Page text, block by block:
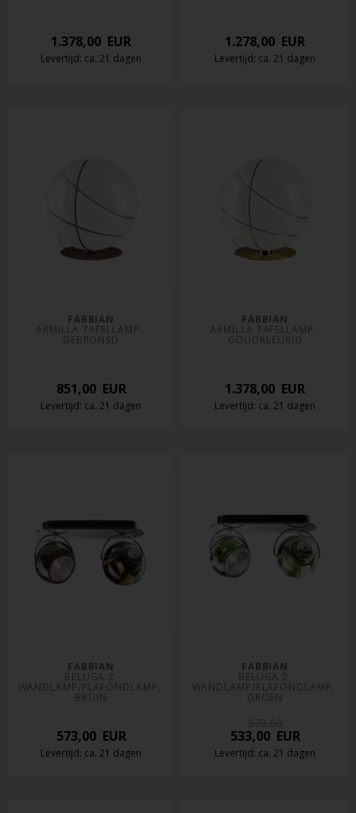
1.378,00 EUR
Levertijd: ca. 21 dagen
1.278,00 EUR
Levertijd: ca. 21 dagen
FABBIAN
ARMILLA TAFELLAMP,
GEBRONSD
851,00EUR
Levertijd: ca. 21 dagen
FABBIAN
ARMILLA TAFELLAMP,
GOUDKLEURIG
1.378,00 EUR
Levertijd: ca. 21 dagen
FABBIAN
BELUGA 2
WANDLAMP/PLAFONDLAMP,
BRUIN
573,00EUR
Levertijd: ca. 21 dagen
FABBIAN
BELUGA 2
WANDLAMP/PLAFONDLAMP,
GROEN
533,00EUR
Levertijd: ca. 21 dagen